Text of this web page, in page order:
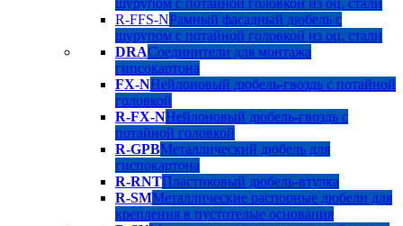
шурупом с потайной головкой из оц. стали
R-FFS-NРамный фасадный дюбель с
шурупом с потайной головкой из оц. стали
DRAСоединители для монтажа
гипсокартона
FX-NНейлоновый дюбель-гвоздь с потайной
головкой
R-FX-NНейлоновый дюбель-гвоздь с
потайной головкой
R-GPBМеталлический дюбель для
гиспокартона
R-RNTПластиковый дюбель-втулка
R-SMМеталлические распорные дюбели для
крепления в пустотелые основания